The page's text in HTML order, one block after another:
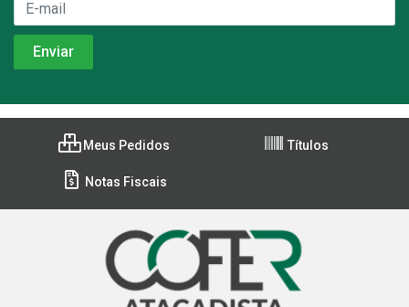
Meus Pedidos Títulos
Notas Fiscais